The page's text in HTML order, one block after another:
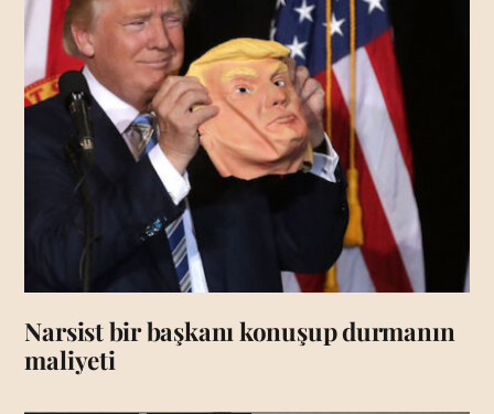
Narsist bir başkanı konuşup durmanın
maliyeti